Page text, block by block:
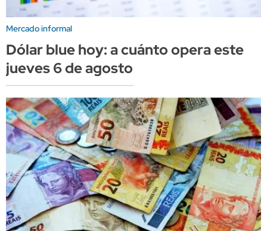
Mercado informal
Dólar blue hoy: a cuánto opera este
jueves 6 de agosto